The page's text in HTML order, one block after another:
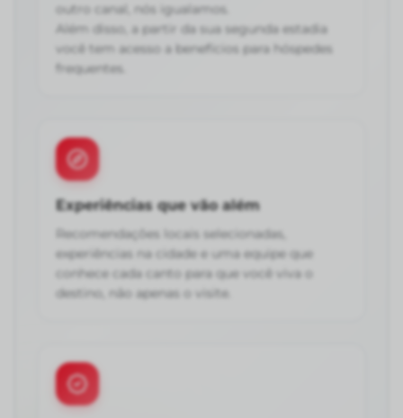
outro canal, nós igualamos.
Além disso, a partir da sua segunda estadia
você tem acesso a benefícios para hóspedes
frequentes.
Experiências que vão além
Recomendações locais selecionadas,
experiências na cidade e uma equipe que
conhece cada canto para que você viva o
destino, não apenas o visite.